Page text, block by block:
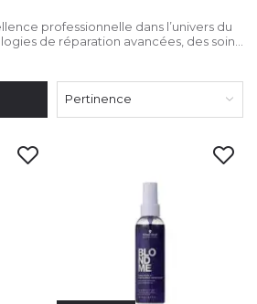
professionnelle dans l’univers du
de réparation avancées, des soins
totalement repensée pour
Pertinence